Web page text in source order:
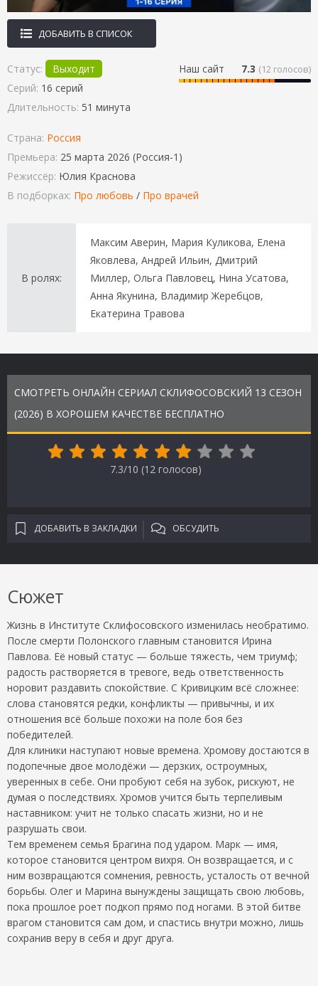
ДОБАВИТЬ В СПИСОК
Наш сайт 7.3 (12 голосов)
Статус:
Выходит
Серий: 16 серий
Длительность: 51 минута
Страна: Россия
Премьера: 25 марта 2026 (Россия-1)
Режиссёр: Юлия Краснова
В подборках: Про любовь / Про врачей
В ролях:
Максим Аверин, Мария Куликова, Елена
Яковлева, Андрей Ильин, Дмитрий
Миллер, Ольга Павловец, Нина Усатова,
Анна Якунина, Владимир Жеребцов,
Екатерина Травова
СМОТРЕТЬ ОНЛАЙН СЕРИАЛ СКЛИФОСОВСКИЙ 13 СЕЗОН
(2026) В ХОРОШЕМ КАЧЕСТВЕ БЕСПЛАТНО
7.3/10 (12 голосов)
ДОБАВИТЬ В ЗАКЛАДКИ ОБСУДИТЬ
Сюжет
Жизнь в Институте Склифосовского изменилась необратимо.
После смерти Полонского главным становится Ирина
Павлова. Её новый статус — больше тяжесть, чем триумф;
радость растворяется в тревоге, ведь ответственность
норовит раздавить спокойствие. С Кривицким всё сложнее:
слова становятся редки, конфликты — привычны, и их
отношения всё больше похожи на поле боя без
победителей.
Для клиники наступают новые времена. Хромову достаются в
подопечные двое молодёжи — дерзких, остроумных,
уверенных в себе. Они пробуют себя на зубок, рискуют, не
думая о последствиях. Хромов учится быть терпеливым
наставником: учит не только спасать жизни, но и не
разрушать свои.
Тем временем семья Брагина под ударом. Марк — имя,
которое становится центром вихря. Он возвращается, и с
ним возвращаются сомнения, ревность, усталость от вечной
борьбы. Олег и Марина вынуждены защищать свою любовь,
пока прошлое роет подкоп прямо под ногами. В этой битве
врагом становится сам дом, и спастись внутри можно, лишь
сохранив веру в себя и друг друга.